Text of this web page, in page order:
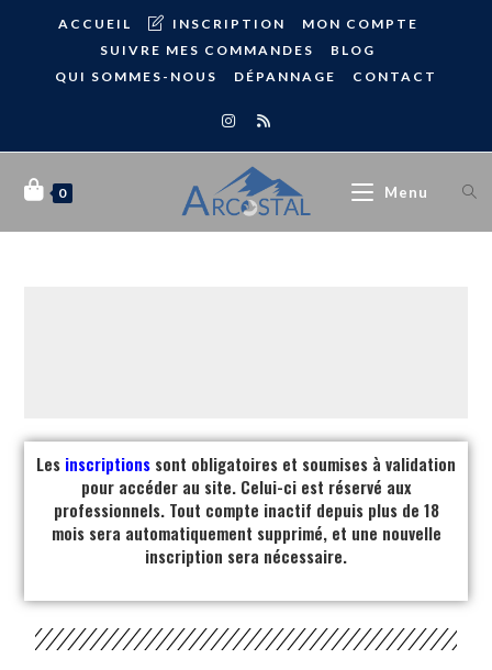
ACCUEIL INSCRIPTION
MON COMPTE
SUIVRE MES COMMANDES
BLOG
QUI SOMMES-NOUS
DÉPANNAGE CONTACT
0 Menu
Les inscriptions sont obligatoires et soumises à validation
pour accéder au site. Celui-ci est réservé aux
professionnels. Tout compte inactif depuis plus de 18
mois sera automatiquement supprimé, et une nouvelle
inscription sera nécessaire.